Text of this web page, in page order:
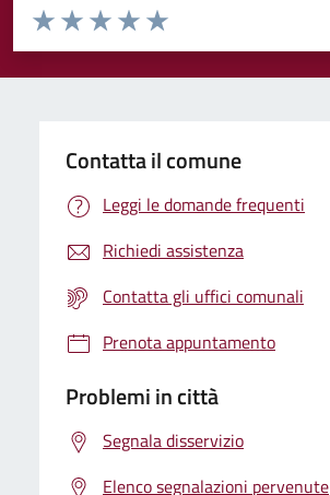
Valuta da 1 a 5 stelle la pagina
Valuta 5 stelle su 5
Valuta 4 stelle su 5
Valuta 3 stelle su 5
Valuta 2 stelle su 5
Valuta 1 stelle su 5
Contatta il comune
Leggi le domande frequenti
Richiedi assistenza
Contatta gli uffici comunali
Prenota appuntamento
Problemi in città
Segnala disservizio
Elenco segnalazioni pervenute